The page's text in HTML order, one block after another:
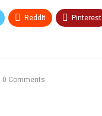
ReddIt Pinterest
0 Comments